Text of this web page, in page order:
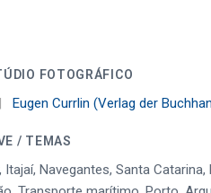
FOTOGRÁFICO
| Eugen Currlin (Verlag der
/ TEMAS
Itajaí, Navegantes, Santa